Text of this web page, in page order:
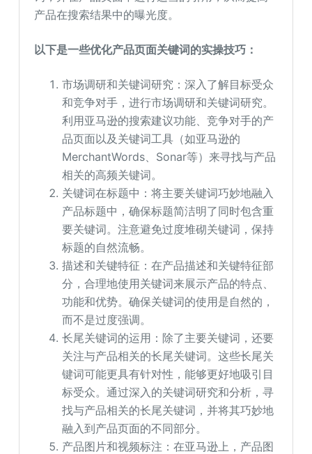
产品在搜索结果中的曝光度。
以下是一些优化产品页面关键词的实操技巧：
市场调研和关键词研究：深入了解目标受众
和竞争对手，进行市场调研和关键词研究。
利用亚马逊的搜索建议功能、竞争对手的产
品页面以及关键词工具（如亚马逊的
MerchantWords、Sonar等）来寻找与产品
相关的高频关键词。
关键词在标题中：将主要关键词巧妙地融入
产品标题中，确保标题简洁明了同时包含重
要关键词。注意避免过度堆砌关键词，保持
标题的自然流畅。
描述和关键特征：在产品描述和关键特征部
分，合理地使用关键词来展示产品的特点、
功能和优势。确保关键词的使用是自然的，
而不是过度强调。
长尾关键词的运用：除了主要关键词，还要
关注与产品相关的长尾关键词。这些长尾关
键词可能更具有针对性，能够更好地吸引目
标受众。通过深入的关键词研究和分析，寻
找与产品相关的长尾关键词，并将其巧妙地
融入到产品页面的不同部分。
产品图片和视频标注：在亚马逊上，产品图